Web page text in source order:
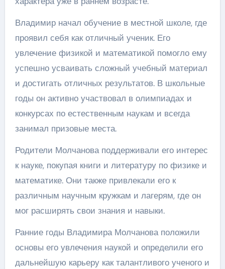
Владимир начал обучение в местной школе, где
проявил себя как отличный ученик. Его
увлечение физикой и математикой помогло ему
успешно усваивать сложный учебный материал
и достигать отличных результатов. В школьные
годы он активно участвовал в олимпиадах и
конкурсах по естественным наукам и всегда
занимал призовые места.
Родители Молчанова поддерживали его интерес
к науке, покупая книги и литературу по физике и
математике. Они также привлекали его к
различным научным кружкам и лагерям, где он
мог расширять свои знания и навыки.
Ранние годы Владимира Молчанова положили
основы его увлечения наукой и определили его
дальнейшую карьеру как талантливого ученого и